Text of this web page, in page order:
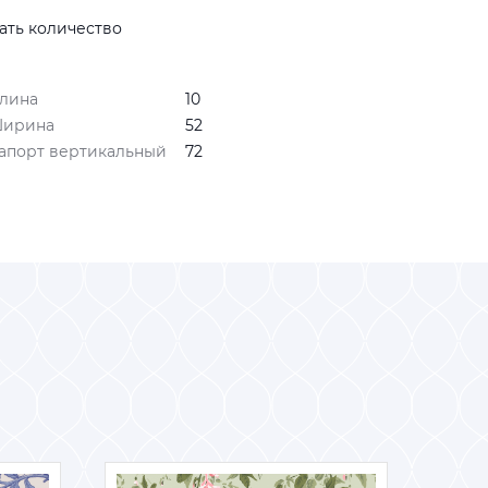
количество
10
52
вертикальный
72